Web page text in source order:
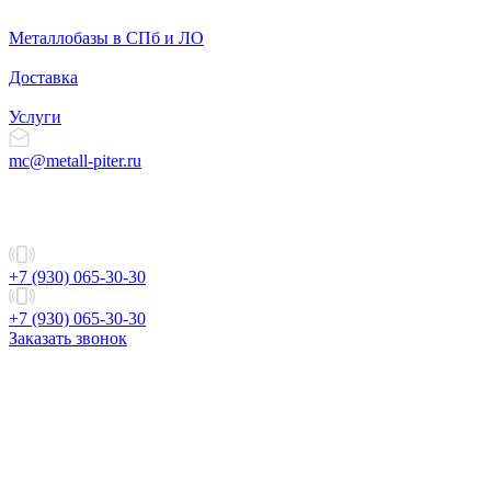
Металлобазы в СПб и ЛО
Доставка
Услуги
mc@metall-piter.ru
+7 (930) 065-30-30
+7 (930) 065-30-30
Заказать звонок